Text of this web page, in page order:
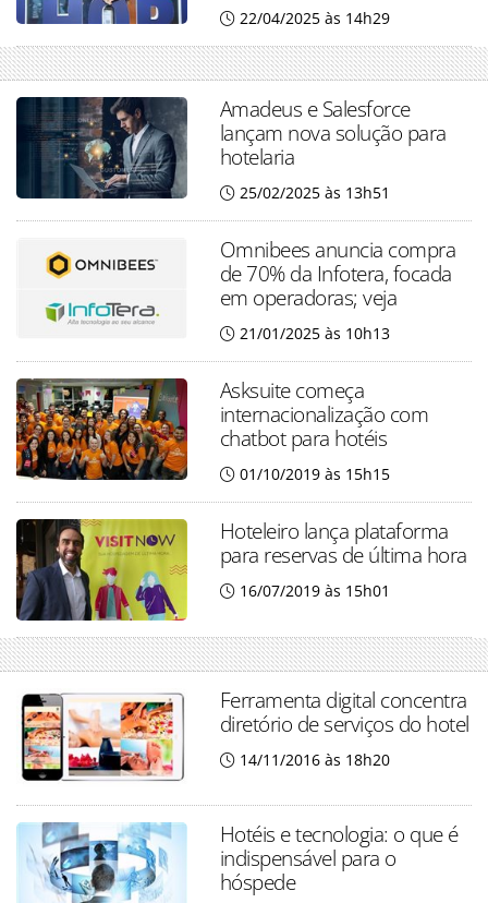
22/04/2025 às 14h29
Amadeus e Salesforce
lançam nova solução para
hotelaria
25/02/2025 às 13h51
Omnibees anuncia compra
de 70% da Infotera, focada
em operadoras; veja
21/01/2025 às 10h13
Asksuite começa
internacionalização com
chatbot para hotéis
01/10/2019 às 15h15
Hoteleiro lança plataforma
para reservas de última hora
16/07/2019 às 15h01
Ferramenta digital concentra
diretório de serviços do hotel
14/11/2016 às 18h20
Hotéis e tecnologia: o que é
indispensável para o
hóspede